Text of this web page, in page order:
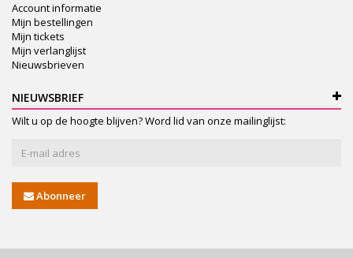
Account informatie
Mijn bestellingen
Mijn tickets
Mijn verlanglijst
Nieuwsbrieven
NIEUWSBRIEF
Wilt u op de hoogte blijven? Word lid van onze mailinglijst:
Abonneer